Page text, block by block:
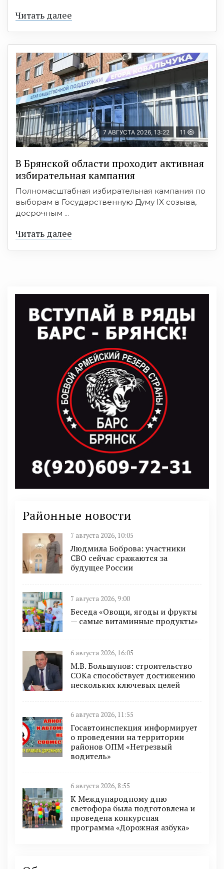
Читать далее
7 АВГУСТА 2026, 13:22 11
В Брянской области проходит активная
избирательная кампания
Полномасштабная избирательная кампания по
выборам в Государственную Думу IX созыва,
досрочным ...
Читать далее
Районные новости
7 августа 2026, 10:05
Людмила Боброва: участники
СВО сейчас сражаются за
будущее России
7 августа 2026, 9:00
Беседа «Овощи, ягоды и фрукты
— самые витаминные продукты»
6 августа 2026, 16:05
М.В. Большунов: строительство
СОКа способствует достижению
нескольких ключевых целей
6 августа 2026, 11:55
Госавтоинспекция информирует
о проведении на территории
районов ОПМ «Нетрезвый
водитель»
6 августа 2026, 8:55
К Международному дню
светофора была подготовлена и
проведена конкурсная
программа «Дорожная азбука»